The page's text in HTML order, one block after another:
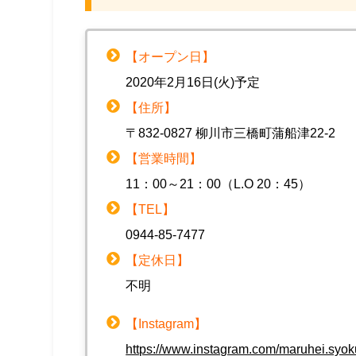
【オープン日】
2020年2月16日(火)予定
【住所】
〒832-0827 柳川市三橋町蒲船津22-2
【営業時間】
11：00～21：00（L.O 20：45）
【TEL】
0944-85-7477
【定休日】
不明
【Instagram】
https://www.instagram.com/